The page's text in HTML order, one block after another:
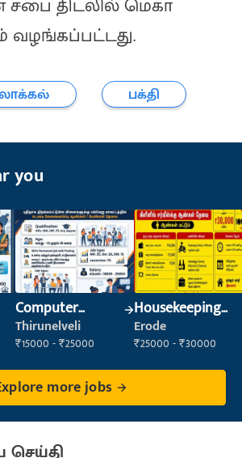
திடலில் மெகா
பக்தி
you
Computer
Operator
Thirunelveli
₹15000 - ₹25000
Housekeeping
Staff
(Housekeeping)
Erode
₹25000 - ₹30000
more jobs
செய்தி